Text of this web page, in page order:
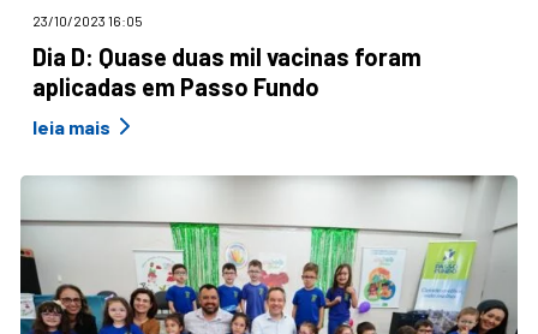
23/10/2023 16:05
Dia D: Quase duas mil vacinas foram
aplicadas em Passo Fundo
leia mais